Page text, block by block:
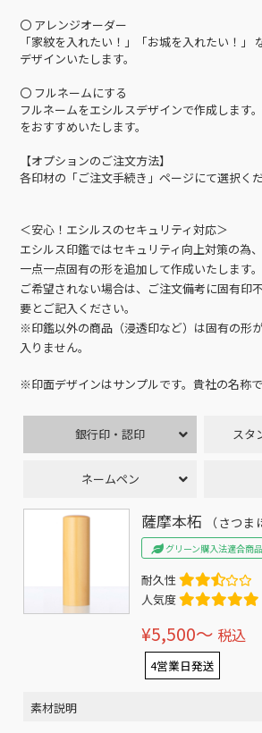
〇 アレンジオーダー
「家紋を入れたい！」「お城を入れたい！」
デザインいたします。
〇 フルネームにする
フルネームをエシルスデザインで作成します
をおすすめいたします。
【オプションのご注文方法】
各印材の「ご注文手続き」ページにて選択くだ
＜安心！エシルスのセキュリティ対応＞
エシルス印鑑ではセキュリティ向上対策の為、
一点一点固有の形を追加して作成いたします。
ご希望されない場合は、ご注文備考に固有印
要とご記入ください。
※印鑑以外の商品（浸透印など）は固有の形
入りません。
※印面デザインはサンプルです。貴社の名称で
銀行印・認印 スタ
ネームペン
薩摩本柘 （さつま
グリーン購入法適合商品
耐久性
人気度
¥5,500〜 税込
4営業日発送
素材説明